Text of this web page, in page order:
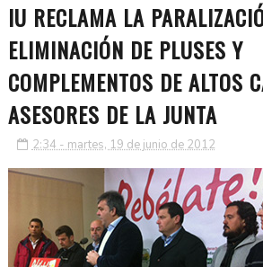
IU RECLAMA LA
ELIMINACIÓN DE PLUSES Y
COMPLEMENTOS DE ALTOS
ASESORES DE LA JUNTA
2:34 - martes, 19 de junio de 2012